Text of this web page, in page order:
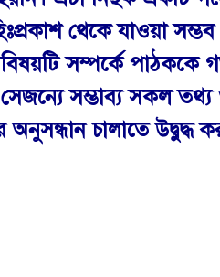
থেকে যাওয়া
সম্পর্কে পাঠককে
সম্ভাব্য সকল তথ্য
অনুসন্ধান চালাতে